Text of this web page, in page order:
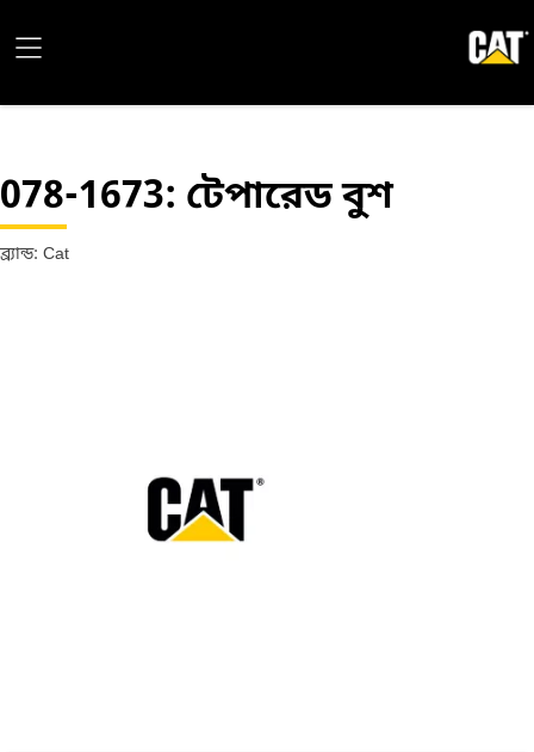
078-1673: টেপারেড বুশ
ব্র্যান্ড: Cat